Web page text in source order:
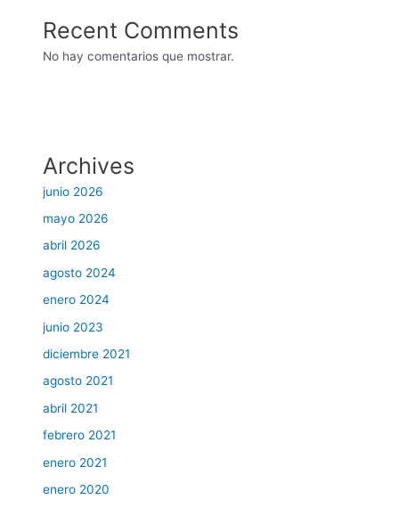
Recent Comments
No hay comentarios que mostrar.
Archives
junio 2026
mayo 2026
abril 2026
agosto 2024
enero 2024
junio 2023
diciembre 2021
agosto 2021
abril 2021
febrero 2021
enero 2021
enero 2020